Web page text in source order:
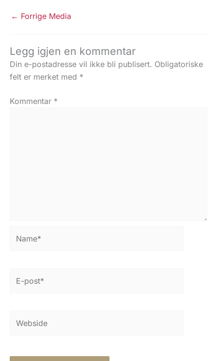
← Forrige Media
Legg igjen en kommentar
Din e-postadresse vil ikke bli publisert. Obligatoriske
felt er merket med *
Kommentar *
post*